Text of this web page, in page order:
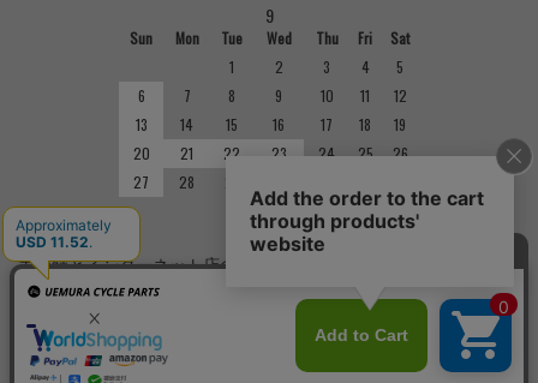
9
Sun Mon Tue Wed Thu Fri
Sat
1
2 3 4
5
6
7 8 9 10 11
12
13
14 15 16 17 18
19
20
21 22 23 24 25
26
27
28
■ 定休日
実店舗とインターネット店の定休日は異なりますのでご注意くだ
さい。実店舗の定休日については店舗紹介をご確認ください。
Copyright(C)サイクルショップで完成車やパーツをお求めならUemura Cycle Parts.All Rights